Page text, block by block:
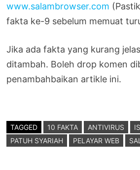
www.salambrowser.com
fakta ke-9 sebelum memuat
Jika ada fakta yang kurang
ditambah. Boleh drop komen
penambahbaikan artikle ini.
TAGGED 10 FAKTA ANTIVIRUS
PATUH SYARIAH
PELAYAR WEB